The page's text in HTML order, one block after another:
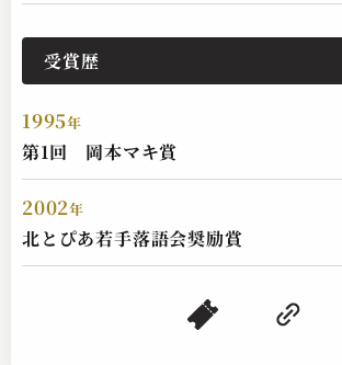
受賞歴
1995年
第1回 岡本マキ賞
2002年
北とぴあ若手落語会奨励賞